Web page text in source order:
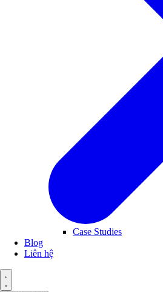
Case Studies
Blog
Liên hệ